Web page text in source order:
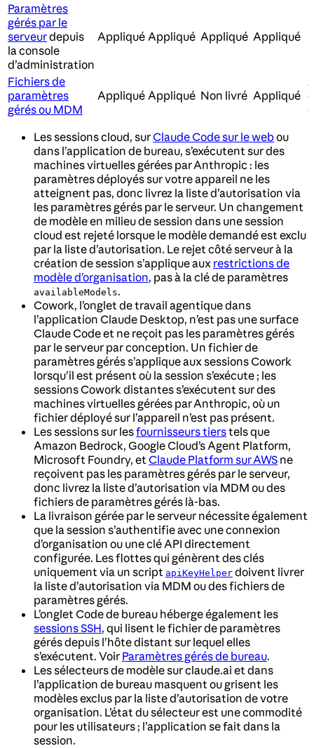
Paramètres
gérés par le
serveurdepuis
la console
d’administration
Appliqué Appliqué Appliqué Appliqué
Fichiers de
paramètres
gérés ou MDM
Appliqué Appliqué Non livré Appliqué
Les sessions cloud, surClaude Code sur le webou
dans l’application de bureau, s’exécutent sur des
machines virtuelles gérées par Anthropic : les
paramètres déployés sur votre appareil ne les
atteignent pas, donc livrez la liste d’autorisation via
les paramètres gérés par le serveur. Un changement
de modèle en milieu de session dans une session
cloud est rejeté lorsque le modèle demandé est exclu
par la liste d’autorisation. Le rejet côté serveur à la
création de session s’applique aux restrictions de
modèle d’organisation, pas à la clé de paramètres
availableModels.
Cowork, l’onglet de travail agentique dans
l’application Claude Desktop, n’est pas une surface
Claude Code et ne reçoit pas les paramètres gérés
par le serveur par conception. Un fichier de
paramètres gérés s’applique aux sessions Cowork
lorsqu’il est présent où la session s’exécute ; les
sessions Cowork distantes s’exécutent sur des
machines virtuelles gérées par Anthropic, où un
fichier déployé sur l’appareil n’est pas présent.
Les sessions sur lesfournisseurs tierstels que
Amazon Bedrock, Google Cloud’s Agent Platform,
Microsoft Foundry, et Claude Platform sur AWS ne
reçoivent pas les paramètres gérés par le serveur,
donc livrez la liste d’autorisation via MDM ou des
fichiers de paramètres gérés là-bas.
La livraison gérée par le serveur nécessite également
que la session s’authentifie avec une connexion
d’organisation ou une clé API directement
configurée. Les flottes qui génèrent des clés
uniquement via un script apiKeyHelper doivent livrer
la liste d’autorisation via MDM ou des fichiers de
paramètres gérés.
L’onglet Code de bureau héberge également les
sessions SSH, qui lisent le fichier de paramètres
gérés depuis l’hôte distant sur lequel elles
s’exécutent. Voir Paramètres gérés de bureau.
Les sélecteurs de modèle sur claude.ai et dans
l’application de bureau masquent ou grisent les
modèles exclus par la liste d’autorisation de votre
organisation. L’état du sélecteur est une commodité
pour les utilisateurs ; l’application se fait dans la
session.